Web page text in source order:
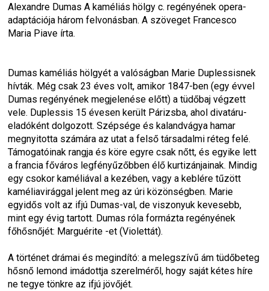
Alexandre Dumas A kaméliás hölgy c. regényének opera-
adaptációja három felvonásban. A szöveget Francesco
Maria Piave írta.
Dumas kaméliás hölgyét a valóságban Marie Duplessisnek
hívták. Még csak 23 éves volt, amikor 1847-ben (egy évvel
Dumas regényének megjelenése előtt) a tüdőbaj végzett
vele. Duplessis 15 évesen került Párizsba, ahol divatáru-
eladóként dolgozott. Szépsége és kalandvágya hamar
megnyitotta számára az utat a felső társadalmi réteg felé.
Támogatóinak rangja és köre egyre csak nőtt, és egyike lett
a francia főváros legfényűzőbben élő kurtizánjainak. Mindig
egy csokor kaméliával a kezében, vagy a keblére tűzött
kaméliavirággal jelent meg az úri közönségben. Marie
egyidős volt az ifjú Dumas-val, de viszonyuk kevesebb,
mint egy évig tartott. Dumas róla formázta regényének
főhősnőjét: Marguérite -et (Violettát).
A történet drámai és megindító: a melegszívű ám tüdőbeteg
hősnő lemond imádottja szerelméről, hogy saját kétes híre
ne tegye tönkre az ifjú jövőjét.